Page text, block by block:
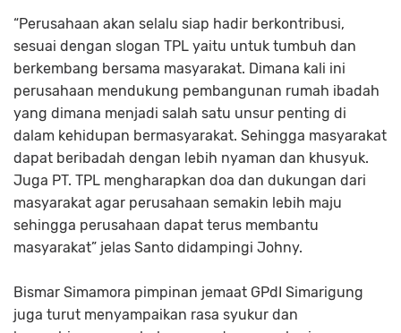
“Perusahaan akan selalu siap hadir berkontribusi,
sesuai dengan slogan TPL yaitu untuk tumbuh dan
berkembang bersama masyarakat. Dimana kali ini
perusahaan mendukung pembangunan rumah ibadah
yang dimana menjadi salah satu unsur penting di
dalam kehidupan bermasyarakat. Sehingga masyarakat
dapat beribadah dengan lebih nyaman dan khusyuk.
Juga PT. TPL mengharapkan doa dan dukungan dari
masyarakat agar perusahaan semakin lebih maju
sehingga perusahaan dapat terus membantu
masyarakat” jelas Santo didampingi Johny.
Bismar Simamora pimpinan jemaat GPdI Simarigung
juga turut menyampaikan rasa syukur dan